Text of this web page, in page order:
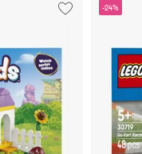
-24%